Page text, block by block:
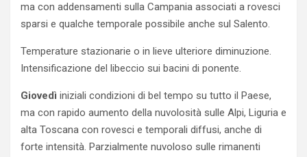
ma con addensamenti sulla Campania associati a rovesci
sparsi e qualche temporale possibile anche sul Salento.
Temperature stazionarie o in lieve ulteriore diminuzione.
Intensificazione del libeccio sui bacini di ponente.
Giovedì iniziali condizioni di bel tempo su tutto il Paese,
ma con rapido aumento della nuvolosità sulle Alpi, Liguria e
alta Toscana con rovesci e temporali diffusi, anche di
forte intensità. Parzialmente nuvoloso sulle rimanenti